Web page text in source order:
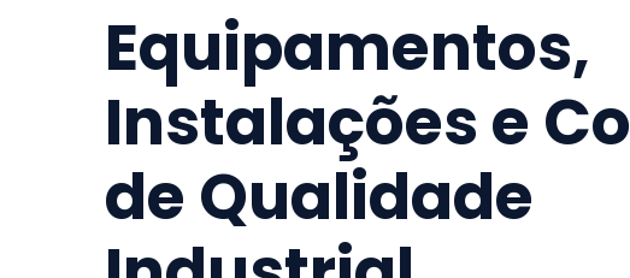
Equipamentos,
Instalações e
de Qualidade